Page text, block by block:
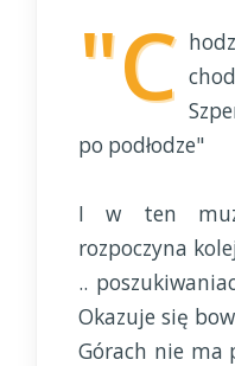
"C
po podłodze"
I w ten
rozpoczyna
..
Okazuje się
Górach nie ma